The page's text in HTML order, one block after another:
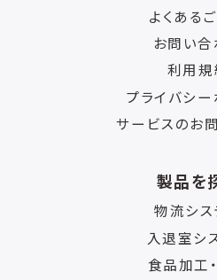
よくある
お問い合
利用規
プライバシー
サービスのお
製品を
物流シス
入退室シ
食品加工